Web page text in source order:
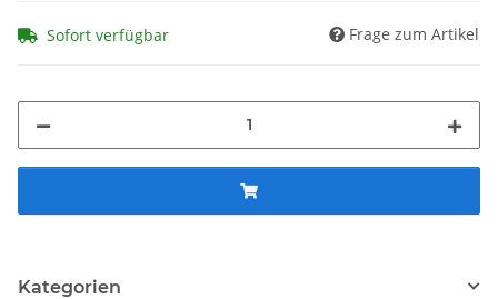
Sofort verfügbar Frage zum Artikel
Kategorien